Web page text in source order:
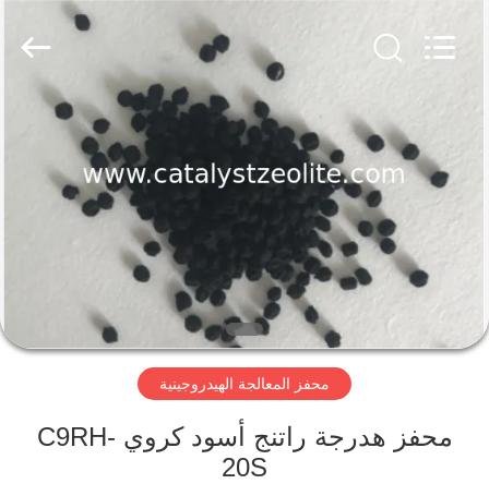
منتجات
معلومات
جولة
المعمل
CO.,LTD.
محفز المعالجة الهيدروجينية
محفز هدرجة راتنج أسود كروي C9RH-
20S